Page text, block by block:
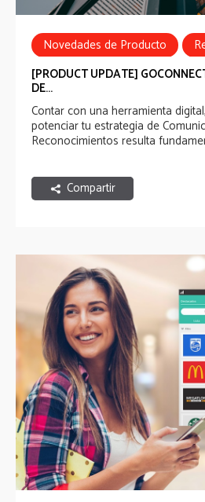
Novedades de Producto
Comunicación Interna
[PRODUCT UPDATE]
DE...
Contar con una herramienta
potenciar tu estrategia de
Reconocimientos resulta
Compartir